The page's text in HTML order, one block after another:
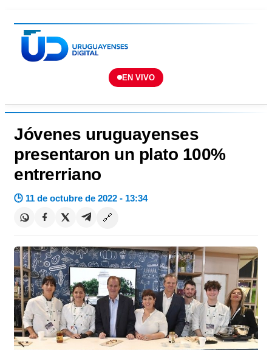
EN VIVO
Jóvenes uruguayenses
presentaron un plato 100%
entrerriano
🕒 11 de octubre de 2022 - 13:34
🔗